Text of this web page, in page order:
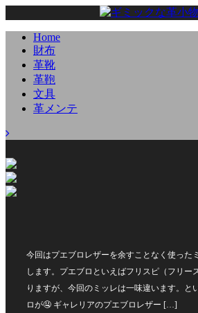
Home
財布
革靴
革鞄
文具
革メンテ
今回はプエブロレザーを余すことなく使った
します。プエブロといえばフリスピ（フリー
りますが、今回のミッレは一味違います。と
ロが🤤 ギャレリアのプエブロレザー […]